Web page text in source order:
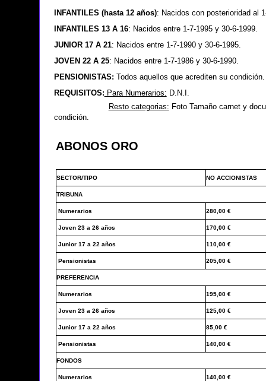
INFANTILES (hasta 12 años): Nacidos con posterioridad al
INFANTILES 13 A 16: Nacidos entre 1-7-1995 y 30-6-1999.
JUNIOR 17 A 21: Nacidos entre 1-7-1990 y 30-6-1995.
JOVEN 22 A 25: Nacidos entre 1-7-1986 y 30-6-1990.
PENSIONISTAS: Todos aquellos que acrediten su condición.
REQUISITOS: Para Numerarios: D.N.I.
Resto categorias: Foto Tamaño carnet y
condición.
ABONOS ORO
SECTOR/TIPO NO ACCIONISTAS
TRIBUNA
Numerarios 280,00 €
Joven 23 a 26 años 170,00 €
Junior 17 a 22 años 110,00 €
Pensionistas 205,00 €
PREFERENCIA
Numerarios 195,00 €
Joven 23 a 26 años 125,00 €
Junior 17 a 22 años 85,00 €
Pensionistas 140,00 €
FONDOS
Numerarios 140,00 €